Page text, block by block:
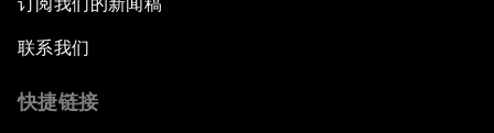
订阅我们的新闻稿
联系我们
快捷链接